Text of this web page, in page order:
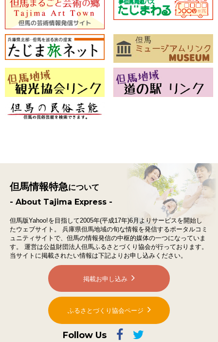
但馬情報特急について
- About Tajima Express -
但馬版Yahoo!を目指して2005年(平成17年)6月よりサービスを開始し
たウェブサイト。
兵庫県但馬地域の旬な情報を発信するポータルコミ
ュニティサイトで、 但馬の情報発信の中枢的媒体の一つになっていま
す。
運営は公益財団法人但馬ふるさとづくり協会が行っております。
当サイトに掲載されたい情報は下記よりお申し込みください。
掲載お申し込み
ふるさとづくり協会ページ
Follow Us